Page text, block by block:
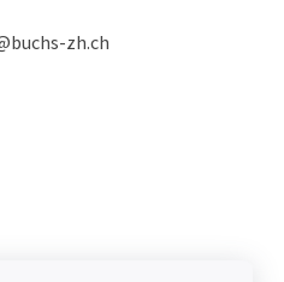
zh.ch